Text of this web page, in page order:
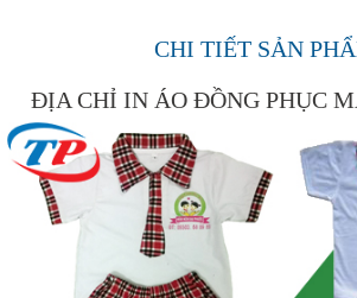
CHI TIẾT SẢN
ĐỊA CHỈ IN ÁO ĐỒNG PHỤC